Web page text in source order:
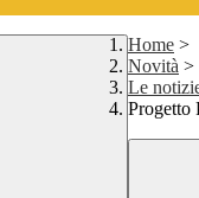
Home >
Novità >
Le
Progetto